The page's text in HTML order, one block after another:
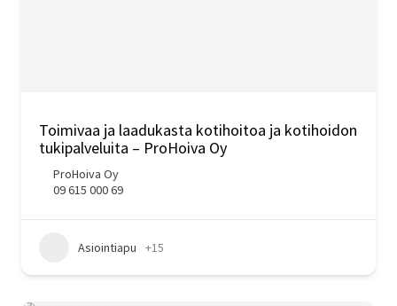
Toimivaa ja laadukasta kotihoitoa ja kotihoidon
tukipalveluita – ProHoiva Oy
ProHoiva Oy
09 615 000 69
Asiointiapu +15